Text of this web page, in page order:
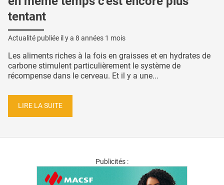
tentant
Actualité publiée il y a 8 années 1 mois
Les aliments riches à la fois en graisses et en hydrates de
carbone stimulent particulièrement le système de
récompense dans le cerveau. Et il y a une...
LIRE LA SUITE
Publicités :